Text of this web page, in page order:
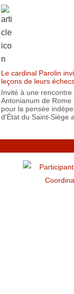
Le cardinal Parolin
leçons de leurs
Invité à une
Antonianum de
pour la pensée
d'État du Saint-Siège